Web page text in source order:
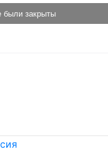
были закрыты